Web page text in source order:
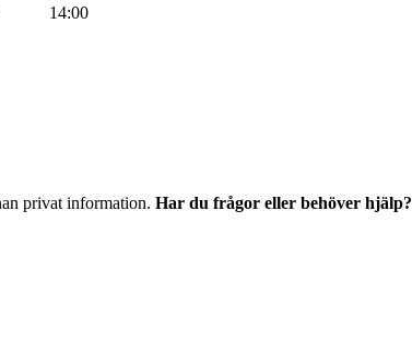
14:00
privat information. Har du frågor eller behöver hjälp?